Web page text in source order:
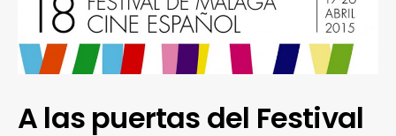
A las puertas del Festival